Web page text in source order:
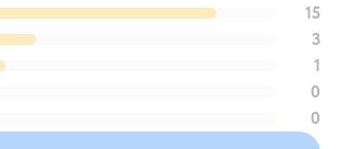
15
3
1
0
0